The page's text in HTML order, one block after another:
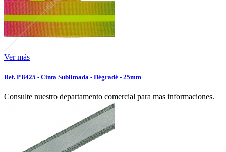
Ver más
Ref. P 8425 - Cinta Sublimada - Dégradé - 25mm
Consulte nuestro departamento comercial para mas informaciones.